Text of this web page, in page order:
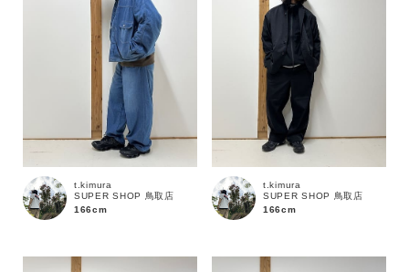
ブランド
t.kimura
SUPER SHOP 鳥取店
166cm
t.kimura
SUPER SHOP 鳥取店
166cm